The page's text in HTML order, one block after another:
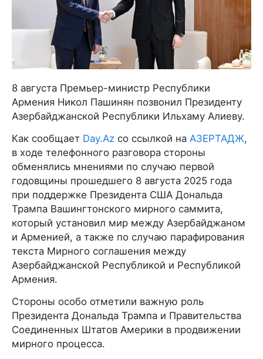
8 августа Премьер-министр Республики
Армения Никол Пашинян позвонил Президенту
Азербайджанской Республики Ильхаму Алиеву.
Как сообщает Day.Az со ссылкой на АЗЕРТАДЖ,
в ходе телефонного разговора стороны
обменялись мнениями по случаю первой
годовщины прошедшего 8 августа 2025 года
при поддержке Президента США Дональда
Трампа Вашингтонского мирного саммита,
который установил мир между Азербайджаном
и Арменией, а также по случаю парафирования
текста Мирного соглашения между
Азербайджанской Республикой и Республикой
Армения.
Стороны особо отметили важную роль
Президента Дональда Трампа и Правительства
Соединенных Штатов Америки в продвижении
мирного процесса.